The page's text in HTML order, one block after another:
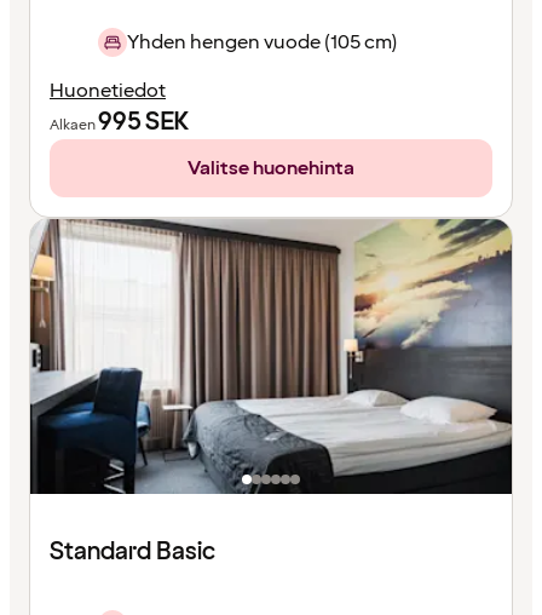
Yhden hengen vuode (105 cm)
Huonetiedot
Alkaen995SEK
Valitse huonehinta
Standard Basic